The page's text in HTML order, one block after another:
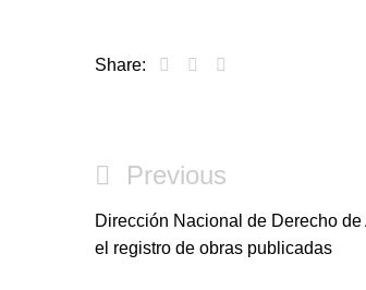
Share:
Post
navigation
Previous
Post
Previous
Dirección Nacional de Derecho de
el registro de obras publicadas